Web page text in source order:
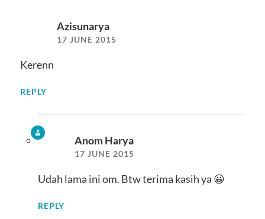
Azisunarya
17 JUNE 2015
Kerenn
REPLY
Anom Harya
17 JUNE 2015
Udah lama ini om. Btw terima kasih ya 😀
REPLY